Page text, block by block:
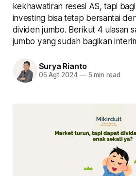
kekhawatiran resesi AS, tapi
investing bisa tetap bersantai
dividen jumbo. Berikut 4 ulasan
jumbo yang sudah bagikan
Surya Rianto
05 Agt 2024 —5 min read